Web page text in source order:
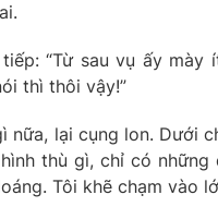
tiếp: “Từ sau vụ ấy
thì thôi vậy!”
nữa, lại cụng lon. Dưới
thù gì, chỉ có
Tôi khẽ chạm vào